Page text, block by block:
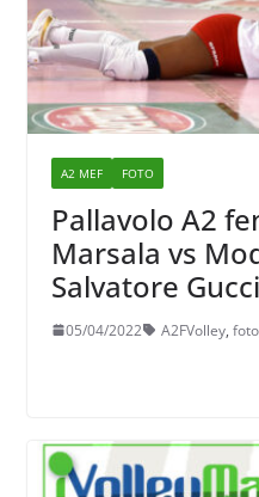
A2 MEF FOTO
Pallavolo A2
Marsala vs
Salvatore
05/04/2022 A2FVolley, foto